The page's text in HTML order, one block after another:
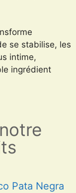
se stabilise, les
intime,
ingrédient
Pata Negra